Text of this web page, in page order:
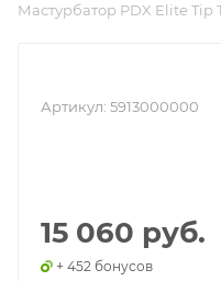
Мастурбатор PDX Elite Tip
Артикул: 5913000000
15 060 руб.
+ 452 бонусов